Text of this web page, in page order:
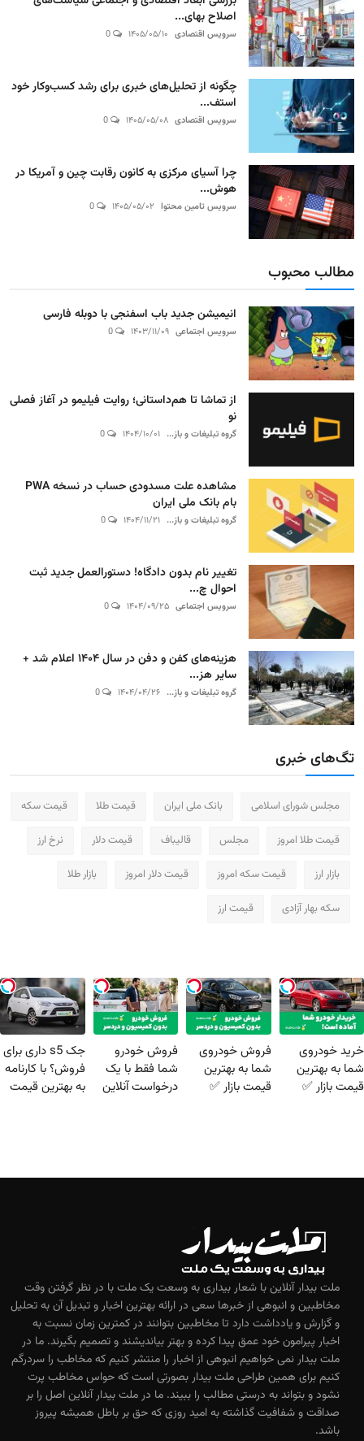
اصلاح بهای...
سرویس اقتصادی ۱۴۰۵/۰۵/۱۰
چگونه از تحلیل‌های خبری برای رشد کسب‌وکار خود
استف...
سرویس اقتصادی ۱۴۰۵/۰۵/۰۸
چرا آسیای مرکزی به کانون رقابت چین و آمریکا در
هوش...
سرویس تامین محتوا ۱۴۰۵/۰۵/۰۲
مطالب محبوب
انیمیشن جدید باب اسفنجی با دوبله فارسی
سرویس اجتماعی ۱۴۰۳/۱۱/۰۹
از تماشا تا هم‌داستانی؛ روایت فیلیمو در آغاز فصلی
نو
گروه تبلیغات و باز... ۱۴۰۴/۱۰/۰۱
مشاهده علت مسدودی حساب در نسخه PWA
بام بانک ملی ایران
گروه تبلیغات و باز... ۱۴۰۴/۱۱/۲۱
تغییر نام بدون دادگاه! دستورالعمل جدید ثبت
احوال چ...
سرویس اجتماعی ۱۴۰۴/۰۹/۲۵
هزینه‌های کفن و دفن در سال ۱۴۰۴ اعلام شد +
سایر هز...
گروه تبلیغات و باز... ۱۴۰۴/۰۴/۲۶
تگ‌های خبری
مجلس شورای اسلامی بانک ملی ایران قیمت طلا قیمت سکه
قیمت طلا امروز مجلس قالیباف قیمت دلار نرخ ارز
بازار ارز قیمت سکه امروز قیمت دلار امروز بازار طلا
سکه بهار آزادی قیمت ارز
خرید خودروی
شما به بهترین
قیمت بازار ✅
فروش خودروی
شما به بهترین
قیمت بازار ✅
فروش خودرو
شما فقط با یک
درخواست آنلاین
جک s5 داری برای
فروش؟ با کارنامه
به بهترین قیمت
ملت بیدار آنلاین با شعار بیداری به وسعت یک ملت با در نظر گرفتن وقت
مخاطبین و انبوهی از خبرها سعی در ارائه بهترین اخبار و تبدیل آن به تحلیل
و گزارش و یادداشت دارد تا مخاطبین بتوانند در کمترین زمان نسبت به
اخبار پیرامون خود عمق پیدا کرده و بهتر بیاندیشند و تصمیم بگیرند. ما در
ملت بیدار نمی خواهیم انبوهی از اخبار را منتشر کنیم که مخاطب را سردرگم
کنیم برای همین طراحی ملت بیدار بصورتی است که حواس مخاطب پرت
نشود و بتواند به درستی مطالب را ببیند. ما در ملت بیدار آنلاین اصل را بر
صداقت و شفافیت گذاشته به امید روزی که حق بر باطل همیشه پیروز
باشد.